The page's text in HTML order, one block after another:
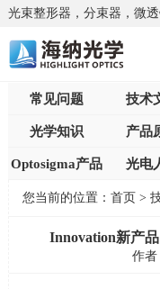
光束整形器，分束器，微
太阳能模拟器，显微镜载
晶体
常见问题 技术
光学知识 产品
Optosigma产品 光电
您当前的位置： 首页 >
Innovation新产
作者